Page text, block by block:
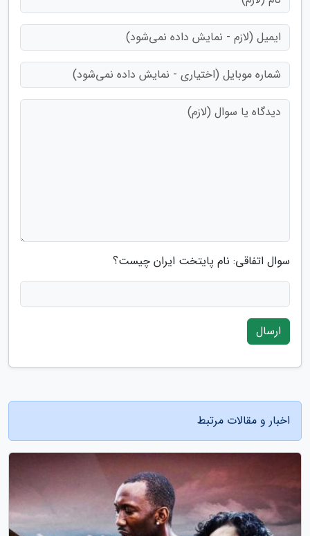
سوال اتفاقی: نام پایتخت ایران چیست؟
ارسال
اخبار و مقالات مرتبط